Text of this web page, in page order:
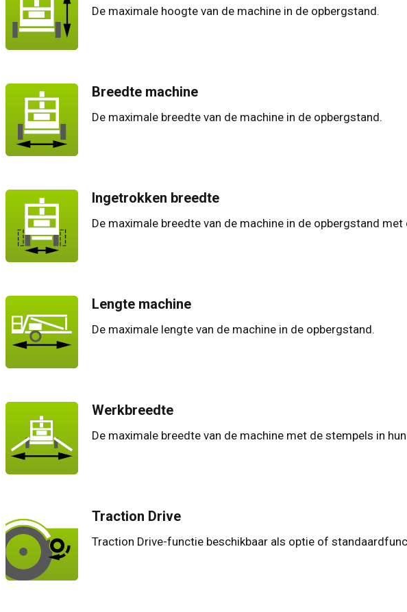
De maximale hoogte van de machine in de opbergstand.
Breedte machine
De maximale breedte van de machine in de opbergstand.
Ingetrokken breedte
De maximale breedte van de machine in de opbergstand
Lengte machine
De maximale lengte van de machine in de opbergstand.
Werkbreedte
De maximale breedte van de machine met de stempels in
Traction Drive
Traction Drive-functie beschikbaar als optie of